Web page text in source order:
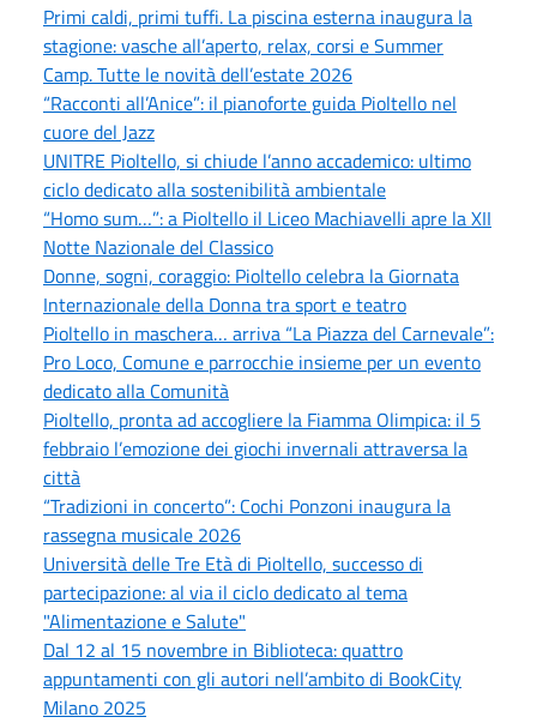
Primi caldi, primi tuffi. La piscina esterna inaugura la
stagione: vasche all’aperto, relax, corsi e Summer
Camp. Tutte le novità dell’estate 2026
“Racconti all’Anice”: il pianoforte guida Pioltello nel
cuore del Jazz
UNITRE Pioltello, si chiude l’anno accademico: ultimo
ciclo dedicato alla sostenibilità ambientale
“Homo sum…”: a Pioltello il Liceo Machiavelli apre la XII
Notte Nazionale del Classico
Donne, sogni, coraggio: Pioltello celebra la Giornata
Internazionale della Donna tra sport e teatro
Pioltello in maschera… arriva “La Piazza del Carnevale”:
Pro Loco, Comune e parrocchie insieme per un evento
dedicato alla Comunità
Pioltello, pronta ad accogliere la Fiamma Olimpica: il 5
febbraio l’emozione dei giochi invernali attraversa la
città
“Tradizioni in concerto”: Cochi Ponzoni inaugura la
rassegna musicale 2026
Università delle Tre Età di Pioltello, successo di
partecipazione: al via il ciclo dedicato al tema
"Alimentazione e Salute"
Dal 12 al 15 novembre in Biblioteca: quattro
appuntamenti con gli autori nell’ambito di BookCity
Milano 2025